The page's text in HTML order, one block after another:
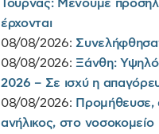
Τουρνάς: Μένουμε
έρχονται
08/08/2026:
08/08/2026: Ξάνθη:
2026 – Σε ισχύ η
08/08/2026: Προμήθευσε,
ανήλικος, στο νοσοκομείο